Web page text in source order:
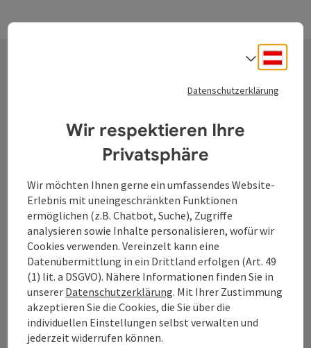
Tourismusverband Donauregion
WGD Donau Oberösterreich Tourismus
GmbH
Lindengasse 9
4040 Linz
+43 732 7277 - 888
info@donauregion.at
Datenschutzerklärung
Wir respektieren Ihre
Privatsphäre
Wir möchten Ihnen gerne ein umfassendes Website-
Erlebnis mit uneingeschränkten Funktionen
ermöglichen (z.B. Chatbot, Suche), Zugriffe
analysieren sowie Inhalte personalisieren, wofür wir
Cookies verwenden. Vereinzelt kann eine
Datenübermittlung in ein Drittland erfolgen (Art. 49
(1) lit. a DSGVO). Nähere Informationen finden Sie in
unserer Datenschutzerklärung. Mit Ihrer Zustimmung
akzeptieren Sie die Cookies, die Sie über die
individuellen Einstellungen selbst verwalten und
jederzeit widerrufen können.